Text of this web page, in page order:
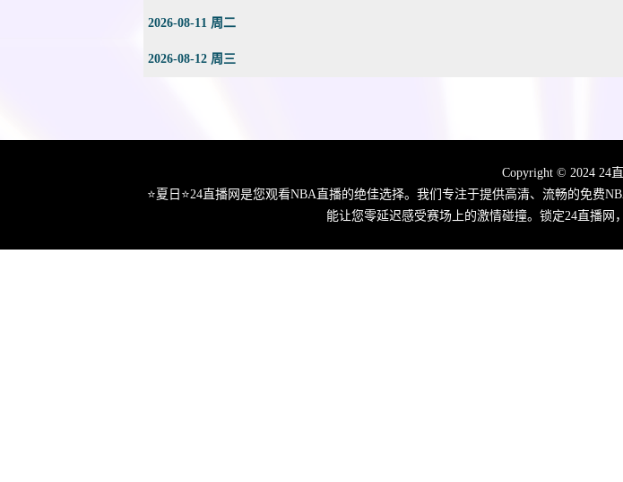
2026-08-11 周二
2026-08-12 周三
Copyright © 2024 24
⭐️夏日⭐24直播网是您观看NBA直播的绝佳选择。我们专注于提供高清、流畅的免费
能让您零延迟感受赛场上的激情碰撞。锁定24直播网